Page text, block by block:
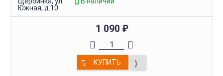
Южная, д.10:
1 090 ₽
КУПИТЬ